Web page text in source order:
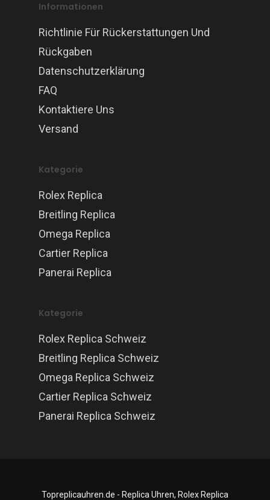
Informationen
Richtlinie Für Rückerstattungen Und
Rückgaben
Datenschutzerklärung
FAQ
Kontaktiere Uns
Versand
Kategorie
Rolex Replica
Breitling Replica
Omega Replica
Cartier Replica
Panerai Replica
Kategorie
Rolex Replica Schweiz
Breitling Replica Schweiz
Omega Replica Schweiz
Cartier Replica Schweiz
Panerai Replica Schweiz
Topreplicauhren.de - Replica Uhren, Rolex Replica